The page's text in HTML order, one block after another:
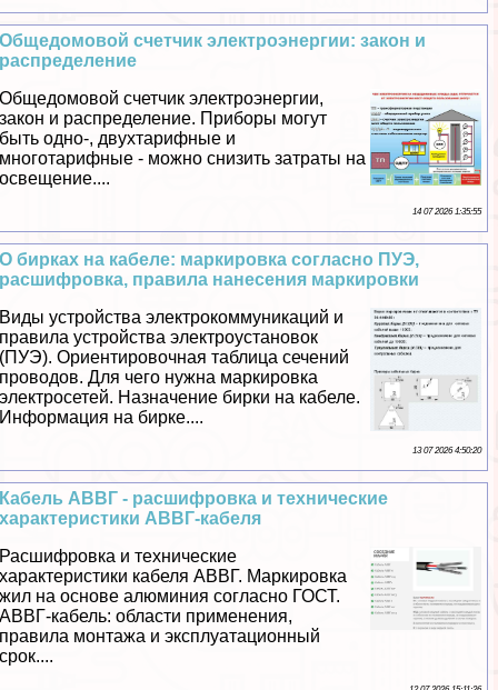
Общедомовой счетчик электроэнергии: закон и
распределение
Общедомовой счетчик электроэнергии,
закон и распределение. Приборы могут
быть одно-, двухтарифные и
многотарифные - можно снизить затраты на
освещение....
14 07 2026 1:35:55
О бирках на кабеле: маркировка согласно ПУЭ,
расшифровка, правила нанесения маркировки
Виды устройства электрокоммуникаций и
правила устройства электроустановок
(ПУЭ). Ориентировочная таблица сечений
проводов. Для чего нужна маркировка
электросетей. Назначение бирки на кабеле.
Информация на бирке....
13 07 2026 4:50:20
Кабель АВВГ - расшифровка и технические
хаpaктеристики АВВГ-кабеля
Расшифровка и технические
хаpaктеристики кабеля АВВГ. Маркировка
жил на основе алюминия согласно ГОСТ.
АВВГ-кабель: области применения,
правила монтажа и эксплуатационный
срок....